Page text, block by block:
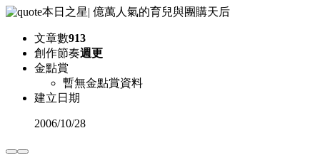
本日之星| 億萬人氣的育兒與團購天后
文章數913
創作節奏週更
金點賞
暫無金點賞資料
建立日期
2006/10/28